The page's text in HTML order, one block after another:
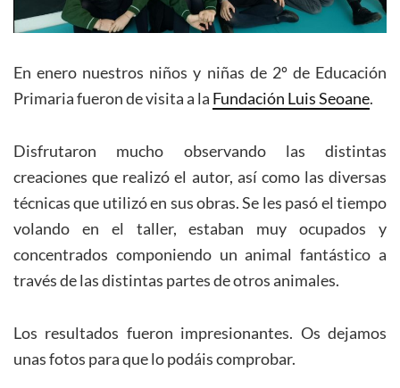
En enero nuestros niños y niñas de 2º de Educación
Primaria fueron de visita a la Fundación Luis Seoane.
Disfrutaron mucho observando las distintas
creaciones que realizó el autor, así como las diversas
técnicas que utilizó en sus obras. Se les pasó el tiempo
volando en el taller, estaban muy ocupados y
concentrados componiendo un animal fantástico a
través de las distintas partes de otros animales.
Los resultados fueron impresionantes. Os dejamos
unas fotos para que lo podáis comprobar.